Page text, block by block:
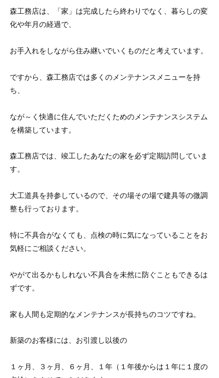
森工務店は、「家」は完成したら終わりでなく、暮らしの変
化や年月の経過で、
お手入れをしながら住み継いでいくものだと考えています。
ですから、森工務店では多くのメンテナンスメニューを持
ち、
なが～く快適に住んでいただくためのメンテナンスシステム
を構築しています。
森工務店では、竣工したあなたの家を必ず定期訪問していま
す。
大工道具を持参しているので、その場その場で建具等の微調
整も行っております。
特に不具合がなくても、点検の時に気になっていることをお
気軽にご相談ください。
やがて出るかもしれない不具合を未然に防ぐこともできるは
ずです。
家も人間も定期的なメンテナンスが長持ちのコツですね。
新築のお客様には、お引渡し以後の
１ヶ月、３ヶ月、６ヶ月、１年（１年後からは１年に１度の